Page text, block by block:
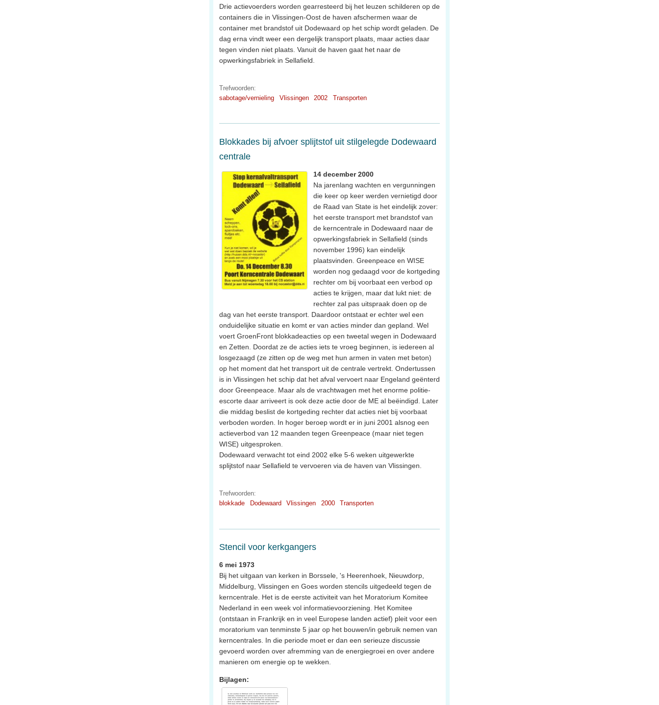
Drie actievoerders worden gearresteerd bij het leuzen schilderen op de
containers die in Vlissingen-Oost de haven afschermen waar de
container met brandstof uit Dodewaard op het schip wordt geladen. De
dag erna vindt weer een dergelijk transport plaats, maar acties daar
tegen vinden niet plaats. Vanuit de haven gaat het naar de
opwerkingsfabriek in Sellafield.
Trefwoorden:
sabotage/vernieling
Vlissingen 2002 Transporten
Blokkades bij afvoer splijtstof uit stilgelegde Dodewaard
centrale
14 december 2000
Na jarenlang wachten en vergunningen
die keer op keer werden vernietigd door
de Raad van State is het eindelijk zover:
het eerste transport met brandstof van
de kerncentrale in Dodewaard naar de
opwerkingsfabriek in Sellafield (sinds
november 1996) kan eindelijk
plaatsvinden. Greenpeace en WISE
worden nog gedaagd voor de kortgeding
rechter om bij voorbaat een verbod op
acties te krijgen, maar dat lukt niet: de
rechter zal pas uitspraak doen op de
dag van het eerste transport. Daardoor ontstaat er echter wel een
onduidelijke situatie en komt er van acties minder dan gepland. Wel
voert GroenFront blokkadeacties op een tweetal wegen in Dodewaard
en Zetten. Doordat ze de acties iets te vroeg beginnen, is iedereen al
losgezaagd (ze zitten op de weg met hun armen in vaten met beton)
op het moment dat het transport uit de centrale vertrekt. Ondertussen
is in Vlissingen het schip dat het afval vervoert naar Engeland geënterd
door Greenpeace. Maar als de vrachtwagen met het enorme politie-
escorte daar arriveert is ook deze actie door de ME al beëindigd. Later
die middag beslist de kortgeding rechter dat acties niet bij voorbaat
verboden worden. In hoger beroep wordt er in juni 2001 alsnog een
actieverbod van 12 maanden tegen Greenpeace (maar niet tegen
WISE) uitgesproken.
Dodewaard verwacht tot eind 2002 elke 5-6 weken uitgewerkte
splijtstof naar Sellafield te vervoeren via de haven van Vlissingen.
Trefwoorden:
blokkade
Dodewaard Vlissingen 2000 Transporten
Stencil voor kerkgangers
6 mei 1973
Bij het uitgaan van kerken in Borssele, 's Heerenhoek, Nieuwdorp,
Middelburg, Vlissingen en Goes worden stencils uitgedeeld tegen de
kerncentrale. Het is de eerste activiteit van het Moratorium Komitee
Nederland in een week vol informatievoorziening. Het Komitee
(ontstaan in Frankrijk en in veel Europese landen actief) pleit voor een
moratorium van tenminste 5 jaar op het bouwen/in gebruik nemen van
kerncentrales. In die periode moet er dan een serieuze discussie
gevoerd worden over afremming van de energiegroei en over andere
manieren om energie op te wekken.
Bijlagen: